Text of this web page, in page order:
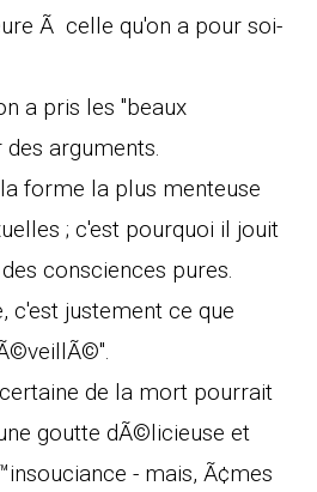
Ã celle qu'on a pour soi-
a pris les "beaux
arguments.
forme la plus menteuse
; c'est pourquoi il jouit
consciences pures.
c'est justement ce que
de la mort pourrait
goutte dÃ©licieuse et
- mais, Ã¢mes